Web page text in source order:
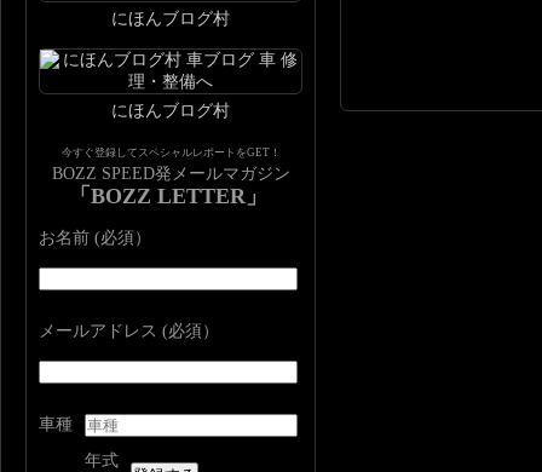
にほんブログ村
にほんブログ村
今すぐ登録してスペシャルレポートをGET！
BOZZ SPEED発メールマガジン
「BOZZ LETTER」
お名前 (必須）
メールアドレス (必須）
車種
年式